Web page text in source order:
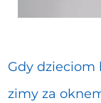
Gdy dzieciom
zimy za